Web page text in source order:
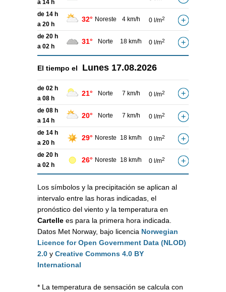
a 14 h
de 14 h
a 20 h
32° Noreste 4 km/h 0 l/m2
de 20 h
a 02 h
31° Norte 18 km/h 0 l/m2
El tiempo el Lunes 17.08.2026
de 02 h
a 08 h
21° Norte 7 km/h 0 l/m2
de 08 h
a 14 h
20° Norte 7 km/h 0 l/m2
de 14 h
a 20 h
29° Noreste 18 km/h 0 l/m2
de 20 h
a 02 h
26° Noreste 18 km/h 0 l/m2
Los símbolos y la precipitación se aplican al
intervalo entre las horas indicadas, el
pronóstico del viento y la temperatura en
Cartelle es para la primera hora indicada.
Datos Met Norway, bajo licencia Norwegian
Licence for Open Government Data (NLOD)
2.0 y Creative Commons 4.0 BY
International
* La temperatura de sensación se calcula con